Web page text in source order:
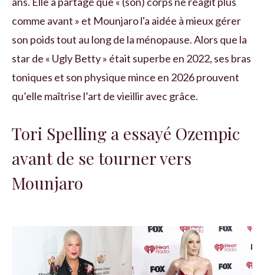
comme avant » et Mounjaro l'a aidée à mieux gérer
son poids tout au long de la ménopause. Alors que la
star de « Ugly Betty » était superbe en 2022, ses bras
toniques et son physique mince en 2026 prouvent
qu’elle maîtrise l’art de vieillir avec grâce.
Tori Spelling a essayé Ozempic
avant de se tourner vers
Mounjaro